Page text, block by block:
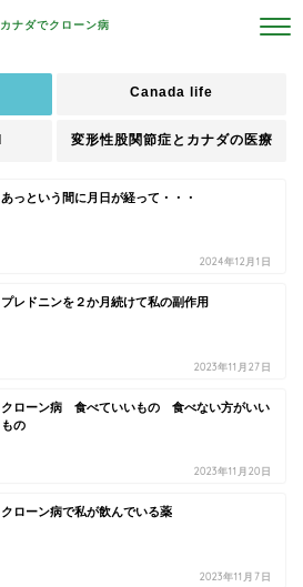
カナダでクローン病
Canada life
変形性股関節症とカナダの医療
あっという間に月日が経って・・・
2024年12月1日
プレドニンを２か月続けて私の副作用
2023年11月27日
クローン病 食べていいもの 食べない方がいい
もの
2023年11月20日
クローン病で私が飲んでいる薬
2023年11月7日